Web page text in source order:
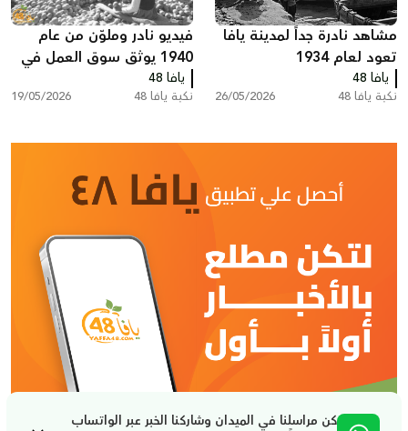
كن مراسلنا في الميدان وشاركنا الخبر عبر الواتساب
مشاهد نادرة جداً لمدينة يافا
تعود لعام 1934
يافا 48
نكبة يافا 48 26/05/2026
فيديو نادر وملوّن من عام
1940 يوثق سوق العمل في
تصدير البرتقال اليافاوي عبر
ميناء يافا
يافا 48
نكبة يافا 48 19/05/2026